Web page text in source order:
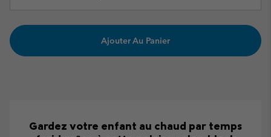
Ajouter Au Panier
Gardez votre enfant au chaud par temps